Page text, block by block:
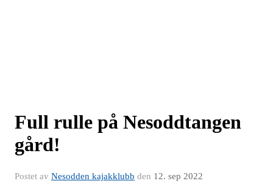
Full rulle på Nesoddtangen
gård!
Postet av Nesodden kajakklubb den 12. sep 2022